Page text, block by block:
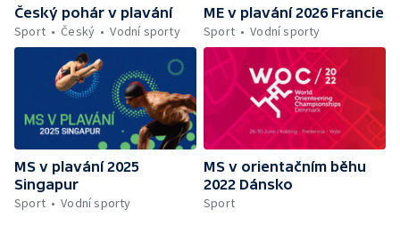
Český pohár v plavání
Sport
Český Vodní sporty
ME v plavání 2026 Francie
Sport
Vodní sporty
MS v plavání 2025
Singapur
Sport
Vodní sporty
MS v orientačním běhu
2022 Dánsko
Sport